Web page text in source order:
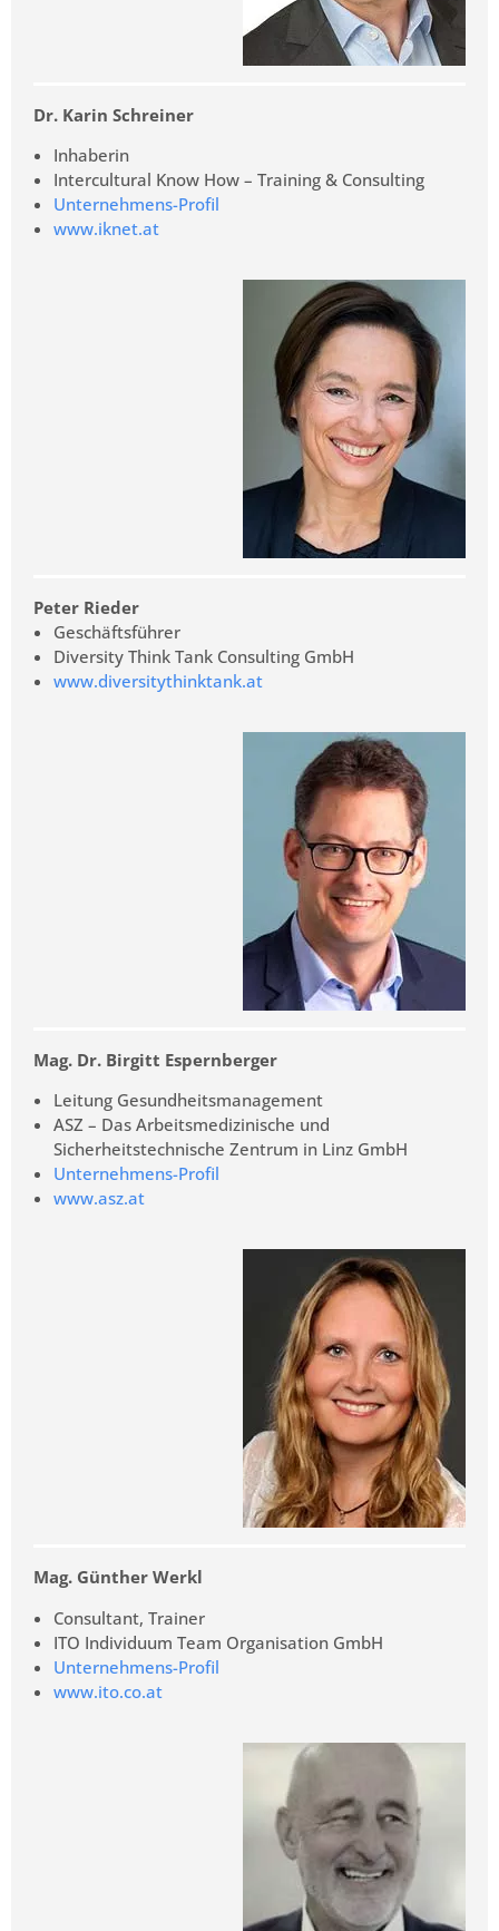
Dr. Karin Schreiner
Inhaberin
Intercultural Know How – Training & Consulting
Unternehmens-Profil
www.iknet.at
Peter Rieder
Geschäftsführer
Diversity Think Tank Consulting GmbH
www.diversitythinktank.at
Mag. Dr. Birgitt Espernberger
Leitung Gesundheitsmanagement
ASZ – Das Arbeitsmedizinische und
Sicherheitstechnische Zentrum in Linz GmbH
Unternehmens-Profil
www.asz.at
Mag. Günther Werkl
Consultant, Trainer
ITO Individuum Team Organisation GmbH
Unternehmens-Profil
www.ito.co.at